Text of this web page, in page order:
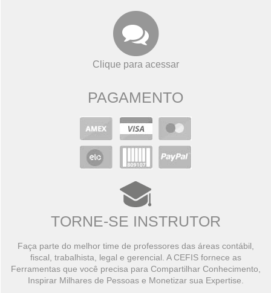
Clique para acessar
PAGAMENTO
TORNE-SE INSTRUTOR
Faça parte do melhor time de professores das áreas contábil,
fiscal, trabalhista, legal e gerencial. A CEFIS fornece as
Ferramentas que você precisa para Compartilhar Conhecimento,
Inspirar Milhares de Pessoas e Monetizar sua Expertise.